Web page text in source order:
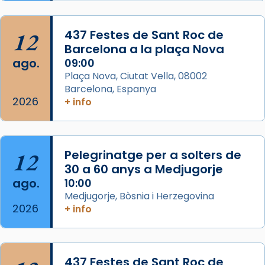
Acompanyant la història de sant Cugat, a
partir de l’Edat Mitjana sorgeix la tradició
que les santes Juliana (“relatiu a Júlia”) i
Semproniana (“relatiu a Semprònia =
eterna”) són deixebles seves. I l’any 1667, el
frare Joan Gaspar Roig, afirma en una obra
que les santes són filles de l’antiga Iluro.
Mataró en reivindicarà les relíq
Foto
View on Facebook ·
12
ago.
2026
437 Festes de Sant Roc de
Barcelona a la plaça Nova
09:00
Plaça Nova, Ciutat Vella, 08002
Barcelona, Espanya
+ info
12
ago.
2026
Pelegrinatge per a solters de
30 a 60 anys a Medjugorje
10:00
Medjugorje, Bòsnia i Herzegovina
+ info